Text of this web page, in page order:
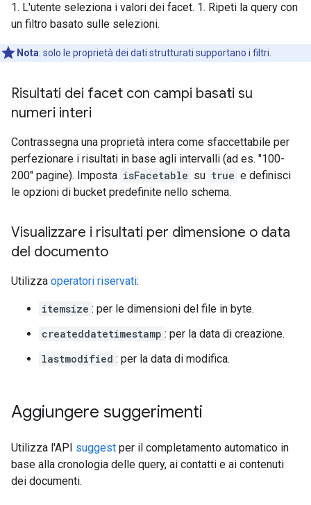
1. L'utente seleziona i valori dei facet. 1. Ripeti la query con
un filtro basato sulle selezioni.
Nota: solo le proprietà dei dati strutturati supportano i filtri.
Risultati dei facet con campi basati su
numeri interi
Contrassegna una proprietà intera come sfaccettabile per
perfezionare i risultati in base agli intervalli (ad es. "100-
200" pagine). Imposta isFacetable su true e definisci
le opzioni di bucket predefinite nello schema.
Visualizzare i risultati per dimensione o data
del documento
Utilizza operatori riservati:
itemsize : per le dimensioni del file in byte.
createddatetimestamp : per la data di creazione.
lastmodified : per la data di modifica.
Aggiungere suggerimenti
Utilizza l'API suggest per il completamento automatico in
base alla cronologia delle query, ai contatti e ai contenuti
dei documenti.